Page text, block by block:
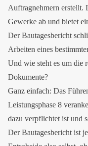
Auftragnehmern erstellt.
Gewerke ab und bietet
Der Bautagesbericht
Arbeiten eines
Und wie steht es um die
Dokumente?
Ganz einfach: Das
Leistungsphase 8
dazu verpflichtet ist und
Der Bautagesbericht ist